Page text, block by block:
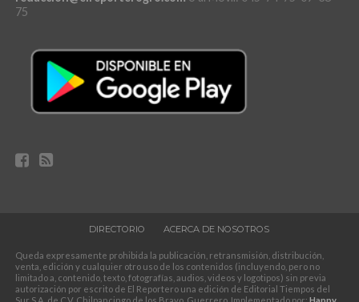
75
DIRECTORIO ACERCA DE NOSOTROS
Queda expresamente prohibida la publicación, retransmisión, distribución,
venta, edición y cualquier otro uso de los contenidos (incluyendo, pero no
limitado a, contenido, texto, fotografías, audios, videos y logotipos) sin previa
autorización por escrito de El Reportero una edición de Editorial Tiempos del